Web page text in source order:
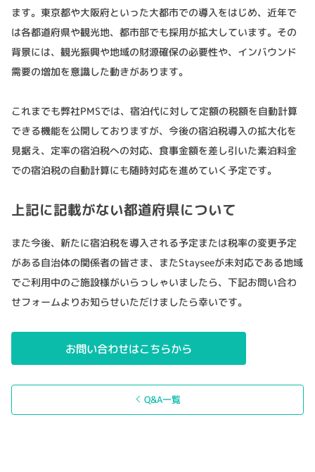
ます。東京都や大阪府といった大都市での導入をはじめ、近年で
は各都道府県や観光地、都市部でも採用が拡大しています。その
背景には、観光振興や地域の財源確保の必要性や、インバウンド
需要の増加を意識した動きがあります。
これまでも弊社PMSでは、宿泊代に対して定額の税額を自動計算
できる機能を公開しておりますが、今後の宿泊税導入の拡大化を
見据え、定率の宿泊税への対応、食事金額を差し引いた素泊料金
での宿泊税の自動計算にも随時対応を進めていく予定です。
上記に記載がない都道府県について
また今後、新たに宿泊税を導入される予定または税率の変更予定
がある自治体の関係者の皆さま、またStayseeが未対応である地域
でご利用中のご施設様がいらっしゃいましたら、下記お問い合わ
せフォームよりお知らせいただけましたら幸いです。
お問い合わせはこちらから
Q&A一覧